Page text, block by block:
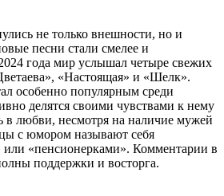
не только внешности, но и
песни стали смелее и
года мир услышал четыре свежих
«Настоящая» и «Шелк».
особенно популярным среди
делятся своими чувствами к нему
в любви, несмотря на наличие мужей
с юмором называют себя
«пенсионерками». Комментарии в
поддержки и восторга.